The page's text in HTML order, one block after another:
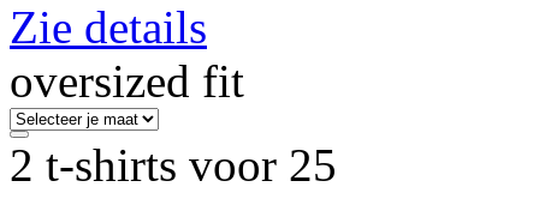
Zie details
oversized fit
2 t-shirts voor 25